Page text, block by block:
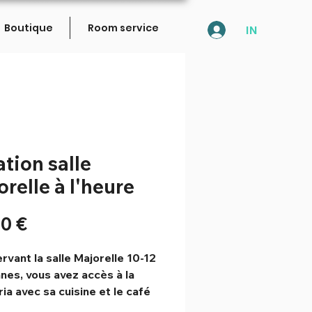
Boutique Room service IN
salle
à l'heure
€Prix
la salle Majorelle 10-12
vous avez accès à la
avec sa cuisine et le café